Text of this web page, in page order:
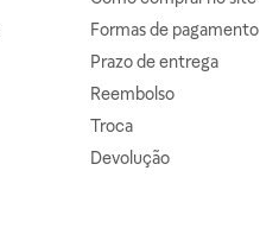
Formas de pagamento
Prazo de entrega
Reembolso
Troca
Devolução